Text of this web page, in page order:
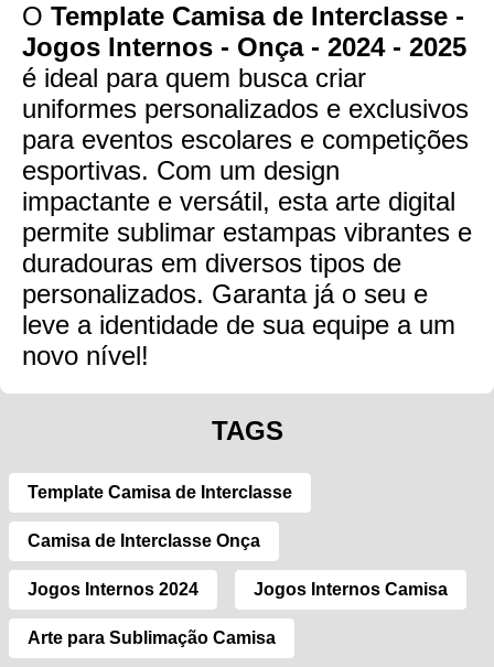
O Template Camisa de Interclasse -
Jogos Internos - Onça - 2024 - 2025
é ideal para quem busca criar
uniformes personalizados e exclusivos
para eventos escolares e competições
esportivas. Com um design
impactante e versátil, esta arte digital
permite sublimar estampas vibrantes e
duradouras em diversos tipos de
personalizados. Garanta já o seu e
leve a identidade de sua equipe a um
novo nível!
TAGS
Template Camisa de Interclasse
Camisa de Interclasse Onça
Jogos Internos 2024 Jogos Internos Camisa
Arte para Sublimação Camisa